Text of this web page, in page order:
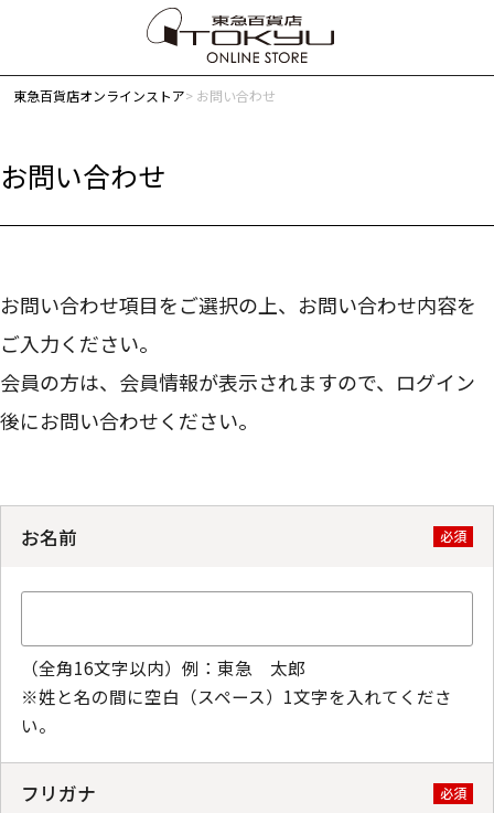
東急百貨店オンラインストア お問い合わせ
お問い合わせ
お問い合わせ項目をご選択の上、お問い合わせ内容を
ご入力ください。
会員の方は、会員情報が表示されますので、ログイン
後にお問い合わせください。
お名前 必須
（全角16文字以内）例：東急 太郎
※姓と名の間に空白（スペース）1文字を入れてくださ
い。
フリガナ 必須